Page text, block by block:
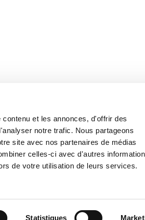
et les annonces, d'offrir des
notre trafic. Nous partageons
site avec nos partenaires de médias
celles-ci avec d'autres
de votre utilisation de leurs services.
Statistiques
Mentions légales